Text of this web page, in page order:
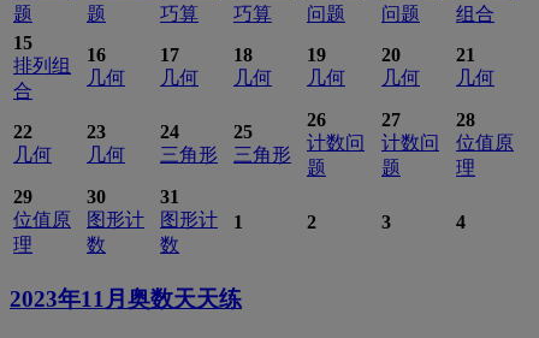
题
题
巧算
巧算
问题
问题
组合
15
排列组
合
16
几何
17
几何
18
几何
19
几何
20
几何
21
几何
22
几何
23
几何
24
三角形
25
三角形
26
计数问
题
27
计数问
题
28
位值原
理
29
位值原
理
30
图形计
数
31
图形计
数
1 2 3 4
2023年11月 奥数天天练